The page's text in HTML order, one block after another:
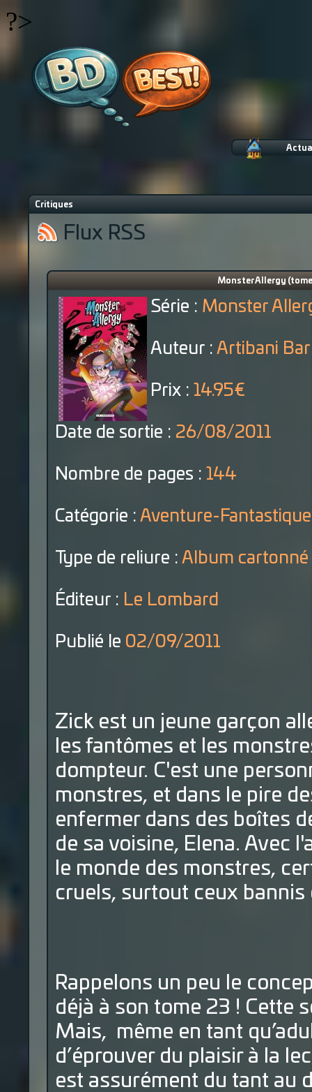
?>
Critiques
Flux RSS
Monster Allergy
Série : Monster
Auteur : Artibani
Prix : 14.95€
Date de sortie : 26/08/2011
Nombre de pages : 144
Catégorie : Aventure-Fantastique
Type de reliure : Album cartonné
Éditeur : Le Lombard
Publié le 02/09/2011
Zick est un jeune garçon
les fantômes et les
dompteur. C'est une
monstres, et dans le pire
enfermer dans des boîtes
de sa voisine, Elena. Avec
le monde des monstres,
cruels, surtout ceux bannis
Rappelons un peu le
déjà à son tome 23 ! Cette
Mais, même en tant
d’éprouver du plaisir à la
est assurément du tant au